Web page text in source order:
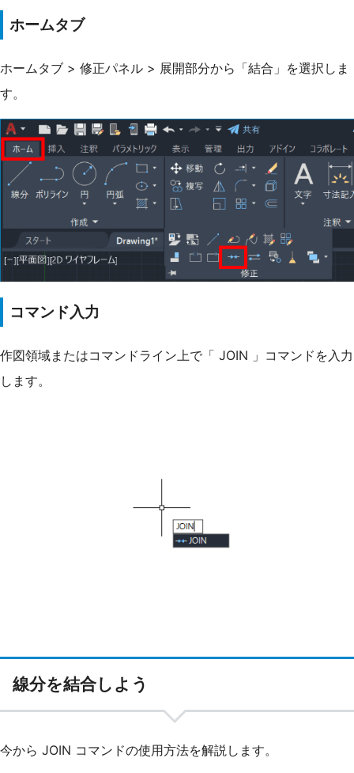
ホームタブ
ホームタブ > 修正パネル > 展開部分から「結合」を選択しま
す。
コマンド入力
作図領域またはコマンドライン上で「 JOIN 」コマンドを入力
します。
線分を結合しよう
今から JOIN コマンドの使用方法を解説します。